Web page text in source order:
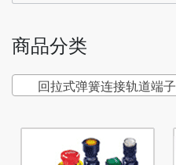
商品分类
回拉式弹簧连接轨道端子